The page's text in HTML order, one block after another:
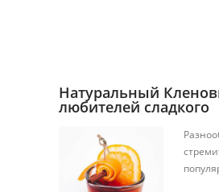
Натуральный
любителей сладкого